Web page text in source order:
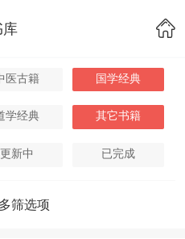
库
医古籍 国学经典
学经典 其它书籍
更新中 已完成
筛选项